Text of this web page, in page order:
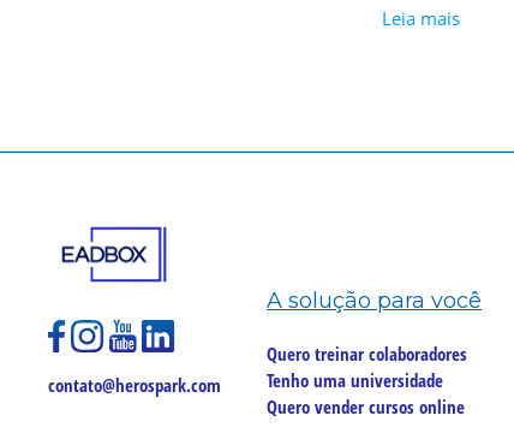
Leia mais
contato@herospark.com
A solução para você
Quero treinar colaboradores
Tenho uma universidade
Quero vender cursos online